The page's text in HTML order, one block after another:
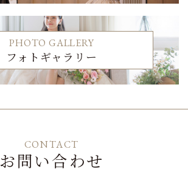
PHOTO GALLERY
フォトギャラリー
CONTACT
お問い合わせ